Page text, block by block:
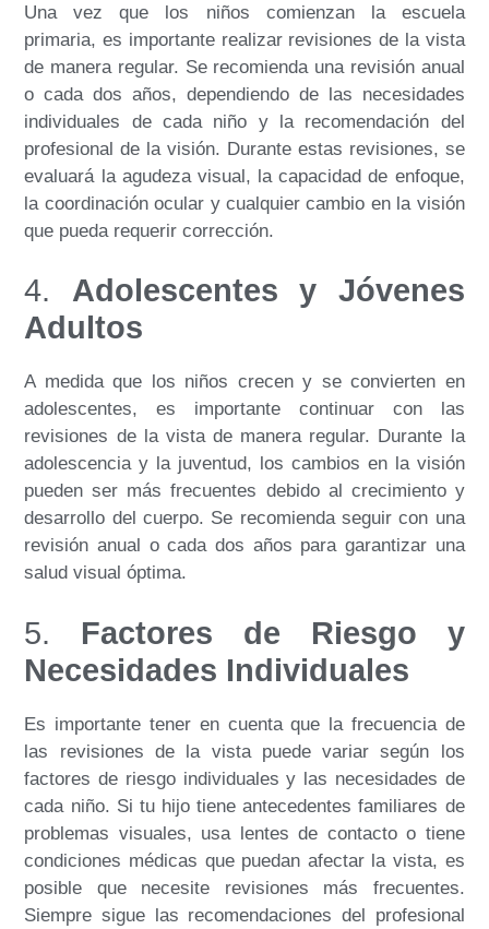
Una vez que los niños comienzan la escuela
primaria, es importante realizar revisiones de la vista
de manera regular. Se recomienda una revisión anual
o cada dos años, dependiendo de las necesidades
individuales de cada niño y la recomendación del
profesional de la visión. Durante estas revisiones, se
evaluará la agudeza visual, la capacidad de enfoque,
la coordinación ocular y cualquier cambio en la visión
que pueda requerir corrección.
4. Adolescentes y Jóvenes
Adultos
A medida que los niños crecen y se convierten en
adolescentes, es importante continuar con las
revisiones de la vista de manera regular. Durante la
adolescencia y la juventud, los cambios en la visión
pueden ser más frecuentes debido al crecimiento y
desarrollo del cuerpo. Se recomienda seguir con una
revisión anual o cada dos años para garantizar una
salud visual óptima.
5. Factores de Riesgo y
Necesidades Individuales
Es importante tener en cuenta que la frecuencia de
las revisiones de la vista puede variar según los
factores de riesgo individuales y las necesidades de
cada niño. Si tu hijo tiene antecedentes familiares de
problemas visuales, usa lentes de contacto o tiene
condiciones médicas que puedan afectar la vista, es
posible que necesite revisiones más frecuentes.
Siempre sigue las recomendaciones del profesional